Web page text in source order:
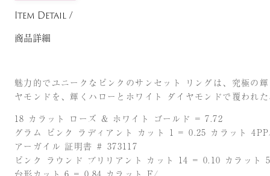
Item Detail /
商品詳細
魅力的でユニークなピンクのサンセット リングは、究極の
ヤモンドを、輝くハローとホワイト ダイヤモンドで覆われ
18 カラット ローズ & ホワイト ゴールド = 7.72
グラム ピンク ラディアント カット 1 = 0.25 カラット
アーガイル 証明書 # 373117
ピンク ラウンド ブリリアント カット 14 = 0.10 カラット
台形カット 6 = 0.84 カラット F/